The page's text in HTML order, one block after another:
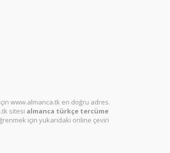
www.almanca.tk en doğru adres.
sitesi almanca türkçe tercüme
için yukarıdaki online çeviri